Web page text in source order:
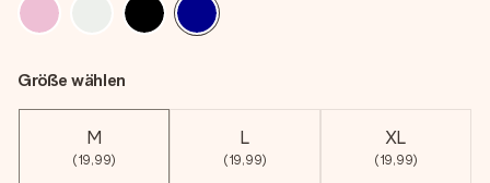
Größe wählen
M
(19,99)
L
(19,99)
XL
(19,99)